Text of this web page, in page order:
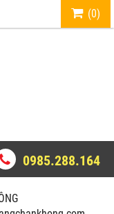
(0)
0985.288.164